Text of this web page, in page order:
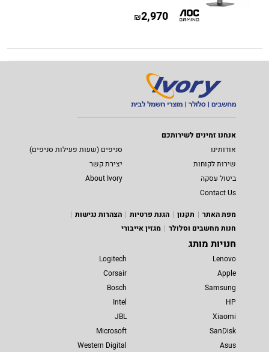
2,970
₪
אנחנו זמינים לשירותכם
אודותינו
סניפים (שעות פעילות סניפים)
שירות לקוחות
יצירת קשר
ביטול עסקה
About Ivory
Contact Us
מפת האתר
תקנון הגנת פרטיות
הצהרות נגישות
חנות מחשבים וסלולר
מגזין אייבורי
חנויות מותג
Lenovo
Apple
Samsung
HP
Xiaomi
SanDisk
Asus
Logitech
Corsair
Bosch
Intel
JBL
Microsoft
Western Digital